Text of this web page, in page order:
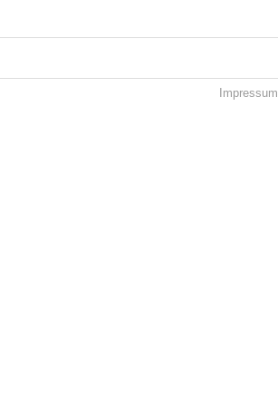
Impressum